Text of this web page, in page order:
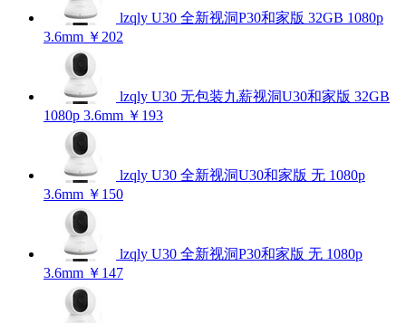
lzqly U30 全新视洞P30和家版 32GB 1080p
3.6mm ￥202
lzqly U30 无包装九薪视洞U30和家版 32GB
1080p 3.6mm ￥193
lzqly U30 全新视洞U30和家版 无 1080p
3.6mm ￥150
lzqly U30 全新视洞P30和家版 无 1080p
3.6mm ￥147